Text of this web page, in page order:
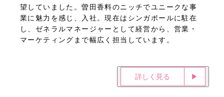
望していました。曽田香料のニッチでユニークな事
業に魅力を感じ、入社。現在はシンガポールに駐在
し、ゼネラルマネージャーとして経営から、営業・
マーケティングまで幅広く担当しています。
詳しく見る ▶︎